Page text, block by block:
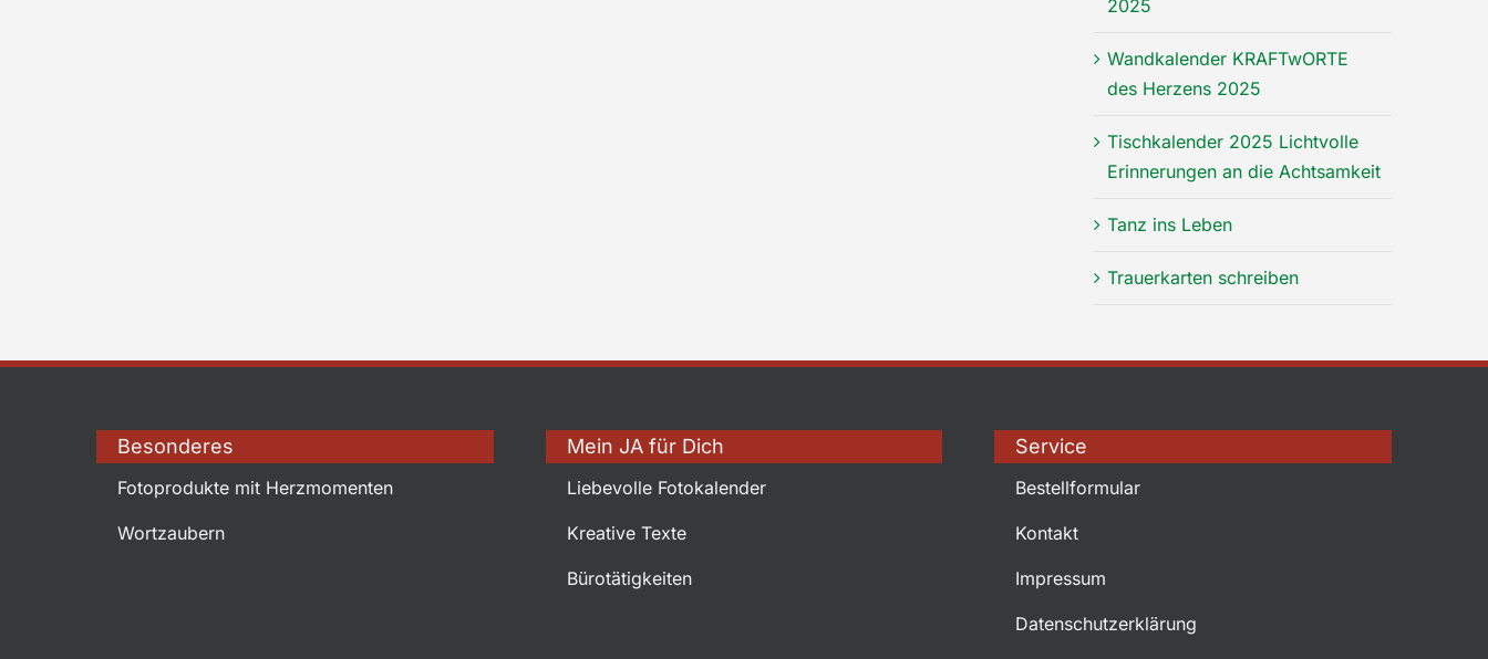
2025
Wandkalender KRAFTwORTE
des Herzens 2025
Tischkalender 2025 Lichtvolle
Erinnerungen an die Achtsamkeit
Tanz ins Leben
Trauerkarten schreiben
Besonderes
Fotoprodukte mit Herzmomenten
Wortzaubern
Mein JA für Dich
Liebevolle Fotokalender
Kreative Texte
Bürotätigkeiten
Service
Bestellformular
Kontakt
Impressum
Datenschutzerklärung